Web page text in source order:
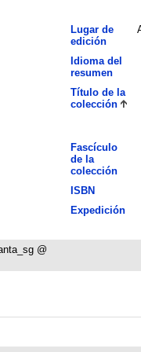
Lugar de
edición
Idioma del
resumen
Título de la
colección
Fascículo
de la
colección
ISBN
Expedición
@